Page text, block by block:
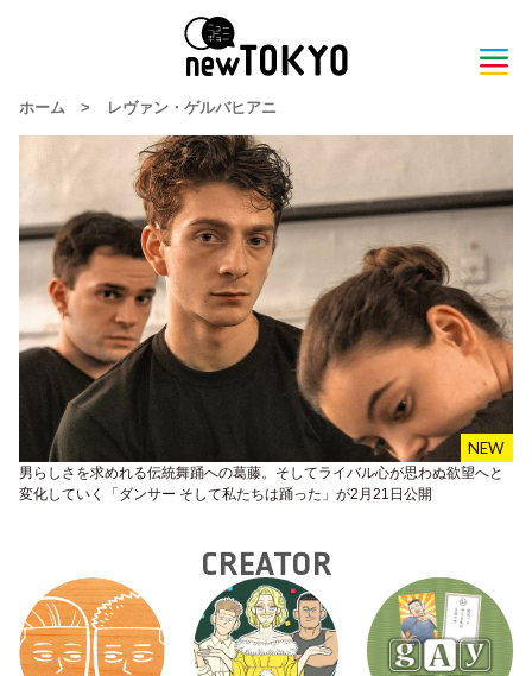
ホーム > レヴァン・ゲルバヒアニ
男らしさを求めれる伝統舞踊への葛藤。そしてライバル心が思わぬ欲望へと
変化していく「ダンサー そして私たちは踊った」が2月21日公開
CREATOR